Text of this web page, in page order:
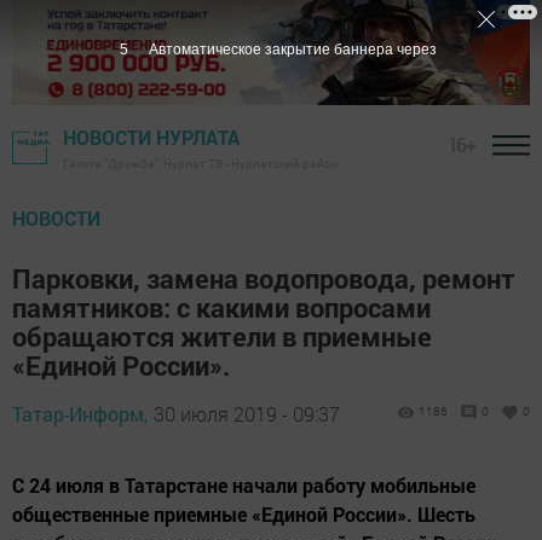
НОВОСТИ НУРЛАТА
НОВОСТИ
Парковки, замена водопровода, ремонт
памятников: с какими вопросами
обращаются жители в приемные
«Единой России».
Татар-Информ, 30 июля 2019 - 09:37 1186 0 0
С 24 июля в Татарстане начали работу мобильные
общественные приемные «Единой России». Шесть
4 Автоматическое закрытие баннера через